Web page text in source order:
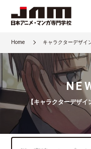
Home キャラクターデザイ
【キャラクターデザイ